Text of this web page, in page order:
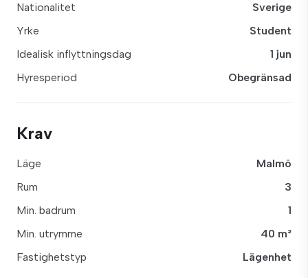
Nationalitet
Sverige
Yrke
Student
Idealisk inflyttningsdag
1 jun
Hyresperiod
Obegränsad
Krav
Läge
Malmö
Rum
3
Min. badrum
1
Min. utrymme
40 m²
Fastighetstyp
Lägenhet